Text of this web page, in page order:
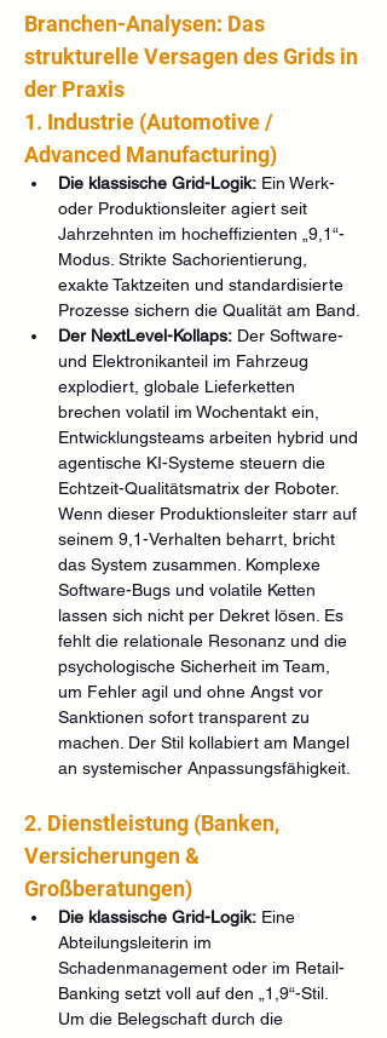
Branchen-Analysen: Das
strukturelle Versagen des Grids in
der Praxis
1. Industrie (Automotive /
Advanced Manufacturing)
Die klassische Grid-Logik: Ein Werk-
oder Produktionsleiter agiert seit
Jahrzehnten im hocheffizienten „9,1“-
Modus. Strikte Sachorientierung,
exakte Taktzeiten und standardisierte
Prozesse sichern die Qualität am Band.
Der NextLevel-Kollaps: Der Software-
und Elektronikanteil im Fahrzeug
explodiert, globale Lieferketten
brechen volatil im Wochentakt ein,
Entwicklungsteams arbeiten hybrid und
agentische KI-Systeme steuern die
Echtzeit-Qualitätsmatrix der Roboter.
Wenn dieser Produktionsleiter starr auf
seinem 9,1-Verhalten beharrt, bricht
das System zusammen. Komplexe
Software-Bugs und volatile Ketten
lassen sich nicht per Dekret lösen. Es
fehlt die relationale Resonanz und die
psychologische Sicherheit im Team,
um Fehler agil und ohne Angst vor
Sanktionen sofort transparent zu
machen. Der Stil kollabiert am Mangel
an systemischer Anpassungsfähigkeit.
2. Dienstleistung (Banken,
Versicherungen &
Großberatungen)
Die klassische Grid-Logik: Eine
Abteilungsleiterin im
Schadenmanagement oder im Retail-
Banking setzt voll auf den „1,9“-Stil.
Um die Belegschaft durch die